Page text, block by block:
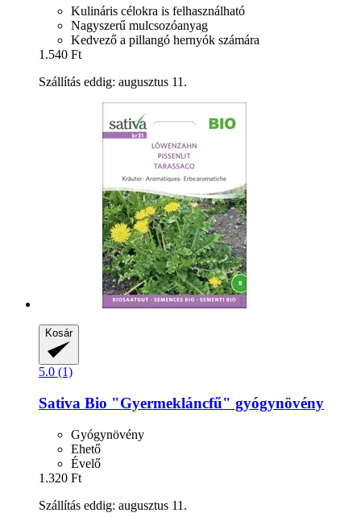
Kulináris célokra is felhasználható
Nagyszerű mulcsozóanyag
Kedvező a pillangó hernyók számára
1.540 Ft
Szállítás eddig: augusztus 11.
Kosár
5.0 (1)
Sativa Bio "Gyermekláncfű" gyógynövény
Gyógynövény
Ehető
Évelő
1.320 Ft
Szállítás eddig: augusztus 11.